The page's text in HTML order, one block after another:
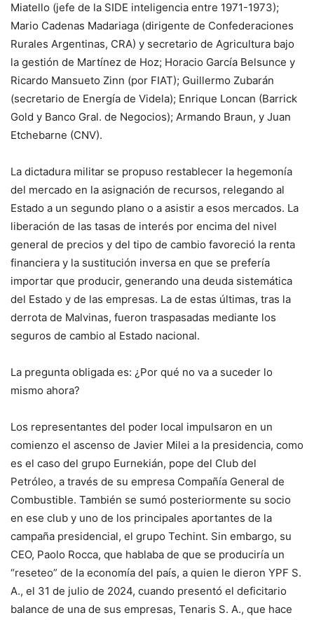
Miatello (jefe de la SIDE inteligencia entre 1971-1973);
Mario Cadenas Madariaga (dirigente de Confederaciones
Rurales Argentinas, CRA) y secretario de Agricultura bajo
la gestión de Martínez de Hoz; Horacio García Belsunce y
Ricardo Mansueto Zinn (por FIAT); Guillermo Zubarán
(secretario de Energía de Videla); Enrique Loncan (Barrick
Gold y Banco Gral. de Negocios); Armando Braun, y Juan
Etchebarne (CNV).
La dictadura militar se propuso restablecer la hegemonía
del mercado en la asignación de recursos, relegando al
Estado a un segundo plano o a asistir a esos mercados. La
liberación de las tasas de interés por encima del nivel
general de precios y del tipo de cambio favoreció la renta
financiera y la sustitución inversa en que se prefería
importar que producir, generando una deuda sistemática
del Estado y de las empresas. La de estas últimas, tras la
derrota de Malvinas, fueron traspasadas mediante los
seguros de cambio al Estado nacional.
La pregunta obligada es: ¿Por qué no va a suceder lo
mismo ahora?
Los representantes del poder local impulsaron en un
comienzo el ascenso de Javier Milei a la presidencia, como
es el caso del grupo Eurnekián, pope del Club del
Petróleo, a través de su empresa Compañía General de
Combustible. También se sumó posteriormente su socio
en ese club y uno de los principales aportantes de la
campaña presidencial, el grupo Techint. Sin embargo, su
CEO, Paolo Rocca, que hablaba de que se produciría un
“reseteo” de la economía del país, a quien le dieron YPF S.
A., el 31 de julio de 2024, cuando presentó el deficitario
balance de una de sus empresas, Tenaris S. A., que hace